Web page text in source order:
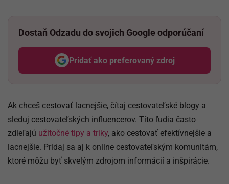
Dostaň Odzadu do svojich Google odporúčaní
Pridať ako preferovaný zdroj
Odzadu, odkaz sa otvorí v
Ak chceš cestovať lacnejšie, čítaj cestovateľské blogy a
sleduj cestovateľských influencerov. Títo ľudia často
zdieľajú užitočné tipy a triky, ako cestovať efektívnejšie a
lacnejšie. Pridaj sa aj k online cestovateľským komunitám,
ktoré môžu byť skvelým zdrojom informácií a inšpirácie.